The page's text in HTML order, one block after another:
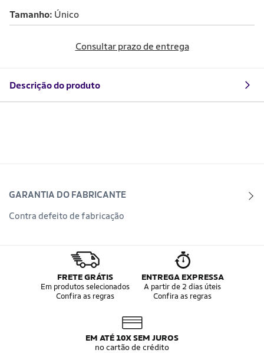
Tamanho Único
Consultar prazo de entrega
Descrição do produto
GARANTIA DO FABRICANTE
Contra defeito de fabricação
FRETE GRÁTIS
Em produtos selecionados
Confira as regras
ENTREGA EXPRESSA
A partir de 2 dias úteis
Confira as regras
EM ATÉ 10X SEM JUROS
no cartão de crédito